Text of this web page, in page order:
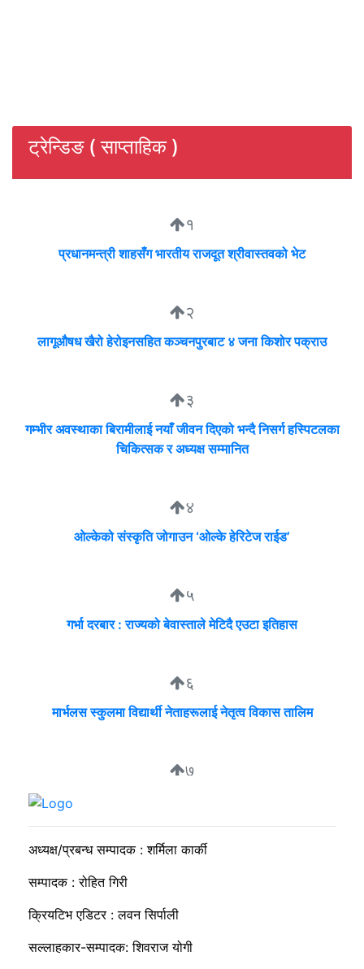
ट्रेन्डिङ ( साप्ताहिक )
१
प्रधानमन्त्री शाहसँग भारतीय राजदूत श्रीवास्तवको भेट
२
लागूऔषध खैरो हेरोइनसहित कञ्चनपुरबाट ४ जना किशोर पक्राउ
३
गम्भीर अवस्थाका बिरामीलाई नयाँ जीवन दिएको भन्दै निसर्ग हस्पिटलका
चिकित्सक र अध्यक्ष सम्मानित
४
ओल्केको संस्कृति जोगाउन ‘ओल्के हेरिटेज राईड’
५
गर्भा दरबार : राज्यको बेवास्ताले मेटिदै एउटा इतिहास
६
मार्भलस स्कुलमा विद्यार्थी नेताहरूलाई नेतृत्व विकास तालिम
७
निगम र उद्योगीको समान भाषा, उपभोक्ता भने लाइनमै
अध्यक्ष/प्रबन्ध सम्पादक : शर्मिला कार्की
सम्पादक : रोहित गिरी
क्रियटिभ एडिटर : लवन सिर्पाली
सल्लाहकार-सम्पादक: शिवराज योगी